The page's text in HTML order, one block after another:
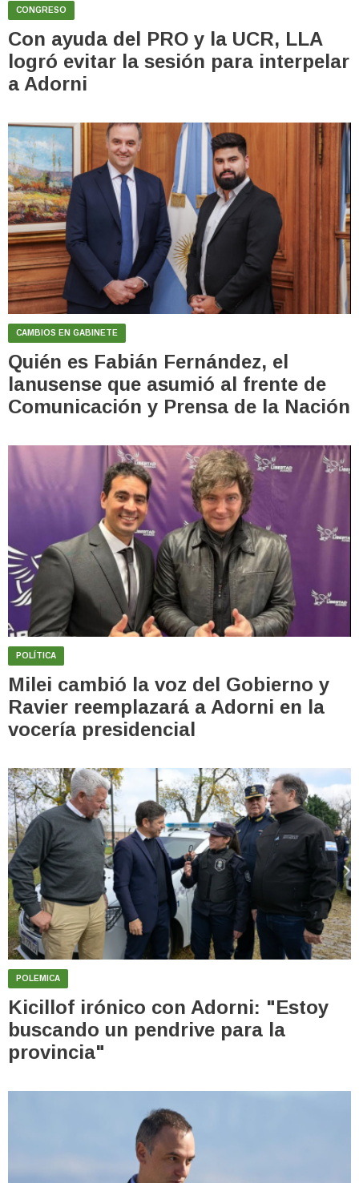
CONGRESO
Con ayuda del PRO y la UCR, LLA
logró evitar la sesión para interpelar
a Adorni
CAMBIOS EN GABINETE
Quién es Fabián Fernández, el
lanusense que asumió al frente de
Comunicación y Prensa de la Nación
POLÍTICA
Milei cambió la voz del Gobierno y
Ravier reemplazará a Adorni en la
vocería presidencial
POLEMICA
Kicillof irónico con Adorni: "Estoy
buscando un pendrive para la
provincia"